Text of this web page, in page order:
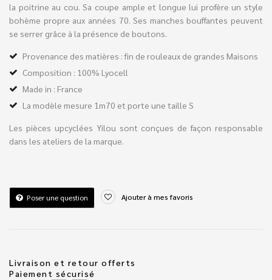
la poitrine au cou. Sa coupe ample et longue lui profère un style
bohème propre aux années 70. Ses manches bouffantes peuvent
se serrer grâce à la présence de boutons.
Provenance des matières : fin de rouleaux de grandes Maisons
Composition : 100% Lyocell
Made in : France
La modèle mesure 1m70 et porte une taille S
Les pièces upcyclées Yilou sont conçues de façon responsable
dans les ateliers de la marque.
Poser une question Ajouter à mes favoris
Livraison et retour offerts
Paiement sécurisé